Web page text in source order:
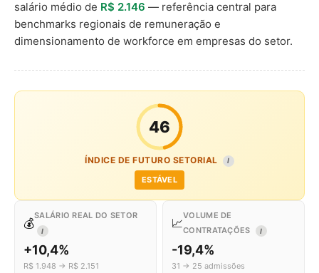
salário médio de R$ 2.146 — referência central para
benchmarks regionais de remuneração e
dimensionamento de workforce em empresas do setor.
46
ÍNDICE DE FUTURO SETORIAL I
ESTÁVEL
💰
SALÁRIO REAL DO SETOR
I
+10,4%
R$ 1.948 → R$ 2.151
📈
VOLUME DE
CONTRATAÇÕES
I
-19,4%
31 → 25 admissões